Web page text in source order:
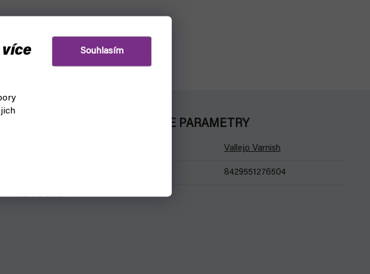
více
Souhlasím
a chrání
DOPLŇKOVÉ PARAMETRY
Vallejo Varnish
8429551276504